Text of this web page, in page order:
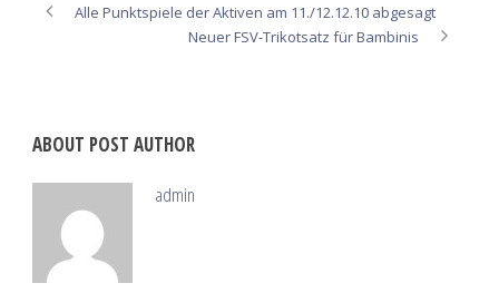
Alle Punktspiele der Aktiven am 11./12.12.10 abgesagt
Neuer FSV-Trikotsatz für Bambinis
ABOUT POST AUTHOR
admin